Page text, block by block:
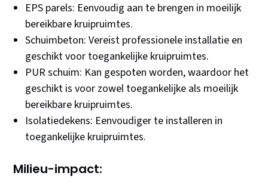
EPS parels: Eenvoudig aan te brengen in moeilijk
bereikbare kruipruimtes.
Schuimbeton: Vereist professionele installatie en
geschikt voor toegankelijke kruipruimtes.
PUR schuim: Kan gespoten worden, waardoor het
geschikt is voor zowel toegankelijke als moeilijk
bereikbare kruipruimtes.
Isolatiedekens: Eenvoudiger te installeren in
toegankelijke kruipruimtes.
Milieu-impact: